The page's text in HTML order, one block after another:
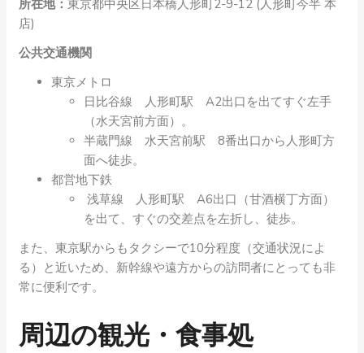
所在地： 東京都中央区日本橋人形町2-9-12 (人形町今半 本
店)
公共交通機関
東京メトロ
日比谷線 人形町駅 A2出口を出てすぐ左手
（水天宮前方面）。
半蔵門線 水天宮前駅 8番出口から人形町方
面へ徒歩。
都営地下鉄
浅草線 人形町駅 A6出口（甘酒横丁方面）
を出て、すぐの交差点を左折し、徒歩。
また、東京駅からもタクシーで10分程度（交通状況によ
る）と近いため、新幹線や遠方からの訪問者にとっても非
常に便利です。
周辺の観光・食事処